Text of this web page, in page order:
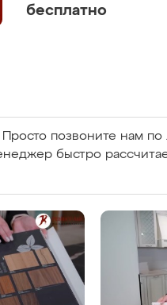
бесплатно
позвоните нам
быстро